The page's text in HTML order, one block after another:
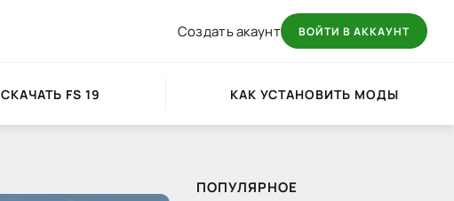
Создать акаунт ВОЙТИ В АККАУНТ
СКАЧАТЬ FS 19 КАК УСТАНОВИТЬ МОДЫ
ПОПУЛЯРНОЕ